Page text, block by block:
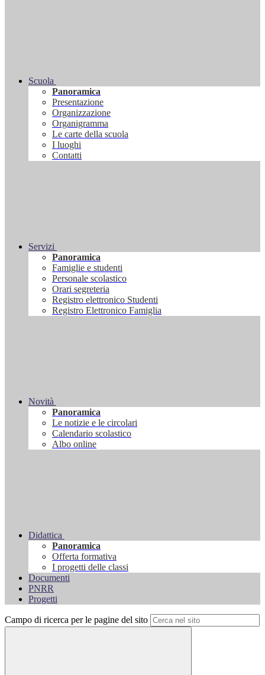
Scuola
Panoramica
Presentazione
Organizzazione
Organigramma
Le carte della scuola
I luoghi
Contatti
Servizi
Panoramica
Famiglie e studenti
Personale scolastico
Orari segreteria
Registro elettronico Studenti
Registro Elettronico Famiglia
Novità
Panoramica
Le notizie e le circolari
Calendario scolastico
Albo online
Didattica
Panoramica
Offerta formativa
I progetti delle classi
Documenti
PNRR
Progetti
Campo di ricerca per le pagine del sito